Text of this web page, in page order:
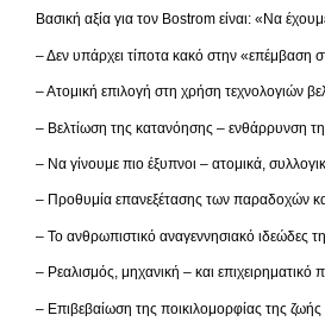
Βασική αξία για τον Bostrom είναι: «Να
– Δεν υπάρχει τίποτα κακό στην «επέμβαση
– Ατομική επιλογή στη χρήση τεχνολογιών
– Βελτίωση της κατανόησης – ενθάρρυνση
– Να γίνουμε πιο έξυπνοι – ατομικά,
– Προθυμία επανεξέτασης των παραδοχών
– Το ανθρωπιστικό αναγεννησιακό ιδεώδες
– Ρεαλισμός, μηχανική – και επιχειρηματικό
– Επιβεβαίωση της ποικιλομορφίας της